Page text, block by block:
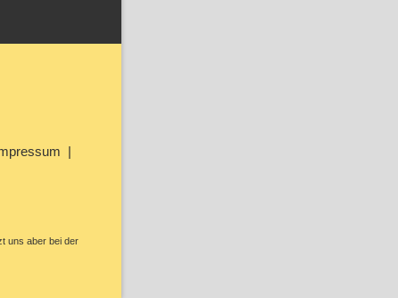
uns aber bei der